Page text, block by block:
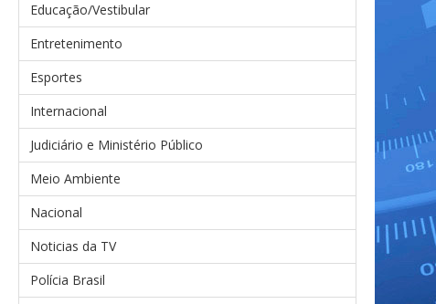
Educação/Vestibular
Entretenimento
Esportes
Internacional
Judiciário e Ministério Público
Meio Ambiente
Nacional
Noticias da TV
Polícia Brasil